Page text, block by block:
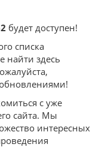
будет доступен!
списка
найти здесь
обновлениями!
с уже
сайта. Мы
интересных